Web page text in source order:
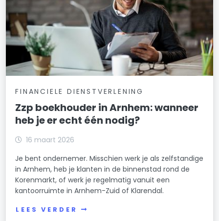
FINANCIELE DIENSTVERLENING
Zzp boekhouder in Arnhem: wanneer
heb je er echt één nodig?
16 maart 2026
Je bent ondernemer. Misschien werk je als zelfstandige
in Arnhem, heb je klanten in de binnenstad rond de
Korenmarkt, of werk je regelmatig vanuit een
kantoorruimte in Arnhem-Zuid of Klarendal.
LEES VERDER